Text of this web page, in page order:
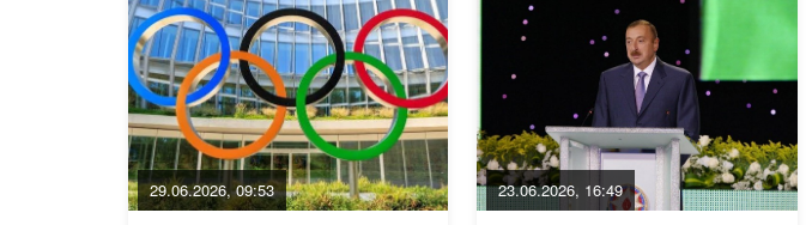
29.06.2026, 09:53 23.06.2026, 16:49